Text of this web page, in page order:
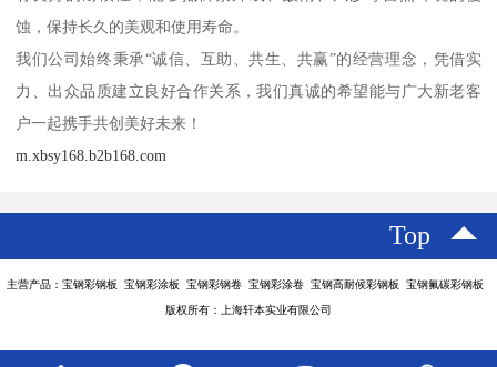
蚀，保持长久的美观和使用寿命。
我们公司始终秉承“诚信、互助、共生、共赢”的经营理念，凭借实
力、出众品质建立良好合作关系，我们真诚的希望能与广大新老客
户一起携手共创美好未来！
m.xbsy168.b2b168.com
Top
主营产品：宝钢彩钢板 宝钢彩涂板 宝钢彩钢卷 宝钢彩涂卷 宝钢高耐候彩钢板 宝钢氟碳彩钢板
版权所有：上海轩本实业有限公司